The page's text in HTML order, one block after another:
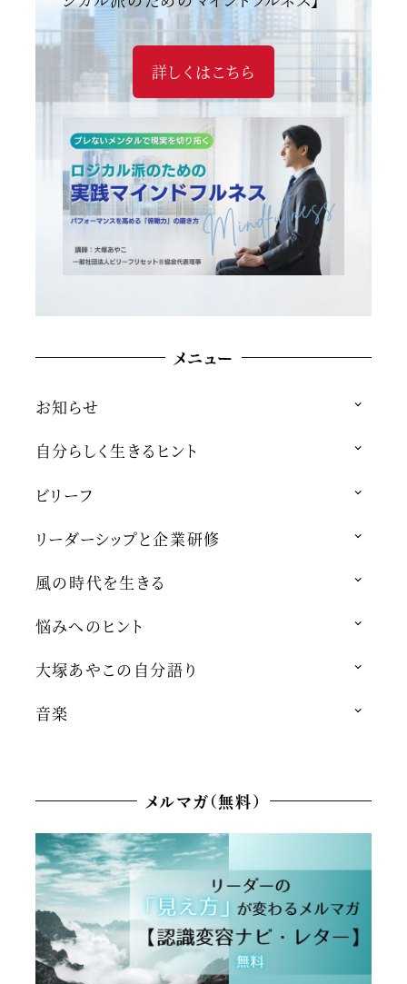
詳しくはこちら
メニュー
お知らせ
自分らしく生きるヒント
ビリーフ
リーダーシップと企業研修
風の時代を生きる
悩みへのヒント
大塚あやこの自分語り
音楽
メルマガ（無料）